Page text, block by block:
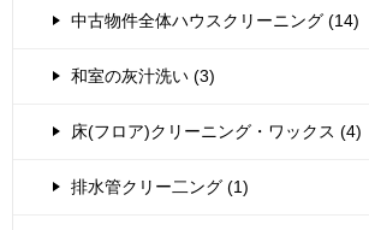
中古物件全体ハウスクリーニング (14)
和室の灰汁洗い (3)
床(フロア)クリーニング・ワックス (4)
排水管クリー二ング (1)